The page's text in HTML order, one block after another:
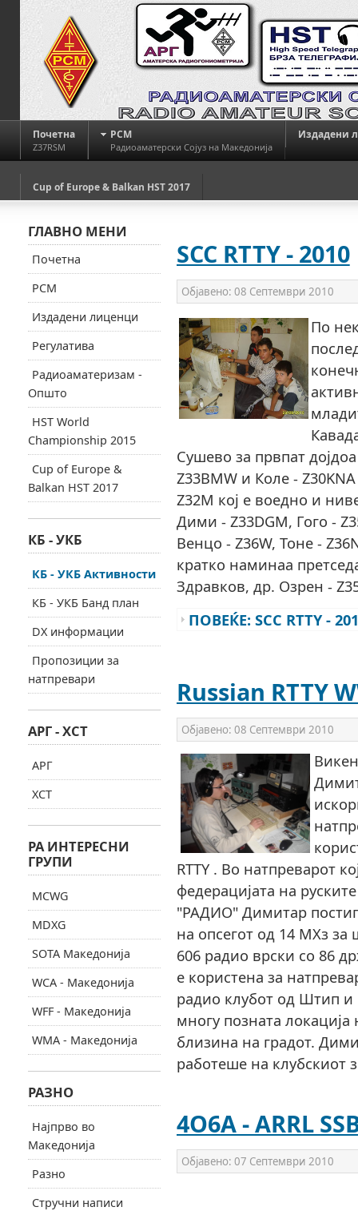
Почетна
Z37RSM
РСМ
Радиоаматерски Сојуз на Македонија
Издадени
Cup of Europe & Balkan HST 2017
SCC RTTY - 2010
Објавено: 08 Септември 2010
По
Сушево за првпат
Z33BMW и Коле -
Z32M кој е воедно и
Дими - Z33DGM, Гого -
Венцо - Z36W, Тоне -
кратко наминаа
Здравков, др. Озрен -
ПОВЕЌЕ: SCC RTTY -
Russian RTTY
Објавено: 08 Септември 2010
RTTY . Во натпреварот
федерацијата на
"РАДИО" Димитар
на опсегот од 14 МХз
606 радио врски со 86
е користена за
радио клубот од Штип и
многу позната
близина на градот.
работеше на клубскиот
4O6A - ARRL
Објавено: 07 Септември 2010
ГЛАВНО МЕНИ
Почетна
РСМ
Издадени лиценци
Регулатива
Радиоаматеризам -
Општо
HST World
Championship 2015
Cup of Europe &
Balkan HST 2017
КБ - УКБ
КБ - УКБ Активности
КБ - УКБ Банд план
DX информации
Пропозиции за
натпревари
АРГ - ХСТ
АРГ
ХСТ
РА ИНТЕРЕСНИ
ГРУПИ
MCWG
MDXG
SOTA Македонија
WCA - Македонија
WFF - Македонија
WMA - Македонија
РАЗНО
Најпрво во
Македонија
Разно
Стручни написи